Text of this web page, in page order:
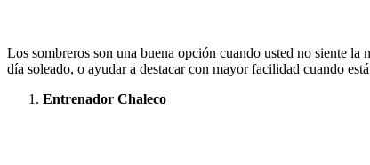
Los sombreros son una buena opción cuando usted no siente
día soleado, o ayudar a destacar con mayor facilidad cuando
Entrenador Chaleco